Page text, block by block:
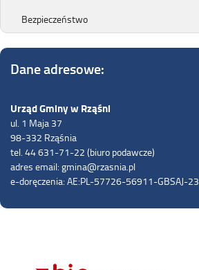
Bezpieczeństwo
Dane adresowe:
Urząd Gminy w Rząśni
ul. 1 Maja 37
98-332 Rząśnia
tel. 44 631-71-22 (biuro podawcze)
adres email: gmina@rzasnia.pl
e-doręczenia: AE:PL-57726-56911-GBSAJ-23